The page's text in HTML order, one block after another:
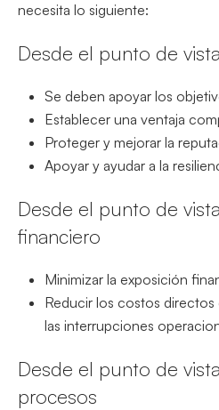
necesita lo siguiente:
Desde el punto de
Se deben apoyar los
Establecer una ventaja
Proteger y mejorar la
Apoyar y ayudar a la
Desde el punto de
financiero
Minimizar la exposición
Reducir los costos
las interrupciones
Desde el punto de
procesos